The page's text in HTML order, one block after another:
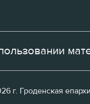
г. Гроденская